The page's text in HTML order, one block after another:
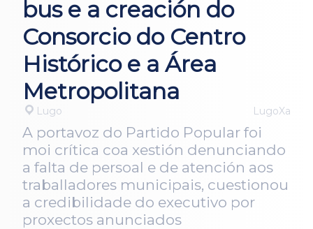
bus e a creación do
Consorcio do Centro
Histórico e a Área
Metropolitana
Lugo LugoXa
A portavoz do Partido Popular foi
moi crítica coa xestión denunciando
a falta de persoal e de atención aos
traballadores municipais, cuestionou
a credibilidade do executivo por
proxectos anunciados